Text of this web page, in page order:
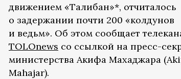
движением «Талибан»*, отчиталось
о задержании почти 200 «колдунов
и ведьм». Об этом сообщает
TOLOnews со ссылкой на пресс-
министерства Акифа Махаджара
Mahajar).